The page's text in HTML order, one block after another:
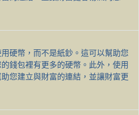
硬幣，而不是紙鈔。這可以幫助您
錢包裡有更多的硬幣。此外，使用
您建立與財富的連結，並讓財富更